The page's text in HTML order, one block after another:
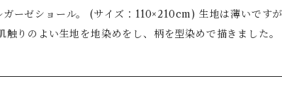
ール。 (サイズ：110×210cm) 生地は薄いですが、柔らかくチクチクしな
触りのよい生地を地染めをし、柄を型染めで描きました
使いいただけます。 またコンパクトに収納でき、シワ